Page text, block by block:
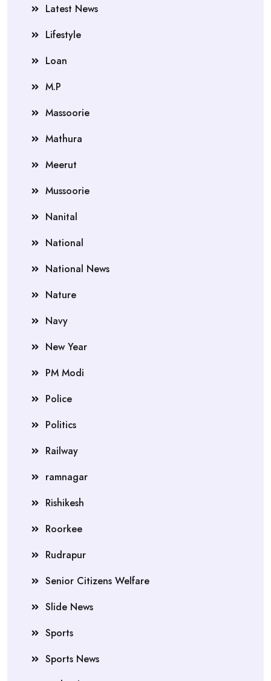
Latest News
Lifestyle
Loan
M.P
Massoorie
Mathura
Meerut
Mussoorie
Nanital
National
National News
Nature
Navy
New Year
PM Modi
Police
Politics
Railway
ramnagar
Rishikesh
Roorkee
Rudrapur
Senior Citizens Welfare
Slide News
Sports
Sports News